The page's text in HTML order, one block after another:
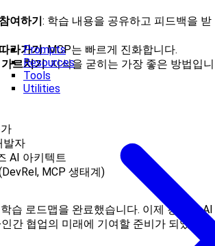
Prompts
Resources
Tools
Utilities
여하기 : 학습 내용을 공유하고 피드백을 받
라가기: MCP는 빠르게 진화합니다.
르치기: 지식을 굳히는 가장 좋은 방법입니
발자
AI 아키텍트
MCP 생태계)
습 로드맵을 완료했습니다. 이제 강력한 AI
간 협업의 미래에 기여할 준비가 되었습니